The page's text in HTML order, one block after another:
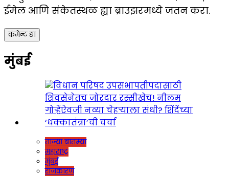
ईमेल आणि संकेतस्थळ ह्या ब्राउझरमध्ये जतन करा.
मुंबई
ताज्या बातम्या
महाराष्ट्र
मुंबई
राजकारण